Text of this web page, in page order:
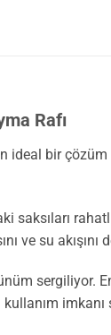
Rafı
ideal bir
saksıları
ve su akışını
sergiliyor.
imkanı